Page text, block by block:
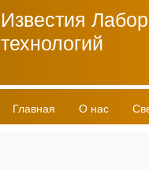
Известия
технологий
Главная О нас